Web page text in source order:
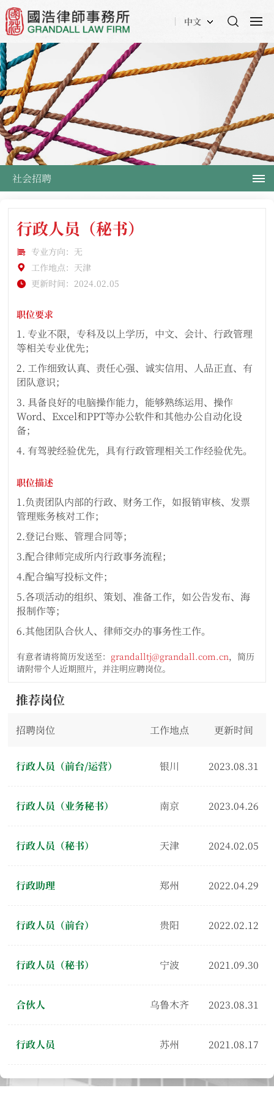
中文
社会招聘
行政人员（秘书）
专业方向：无
工作地点：天津
更新时间：2024.02.05
职位要求
1. 专业不限，专科及以上学历，中文、会计、行政管理
等相关专业优先；
2. 工作细致认真、责任心强、诚实信用、人品正直、有
团队意识；
3. 具备良好的电脑操作能力，能够熟练运用、操作
Word、Excel和PPT等办公软件和其他办公自动化设
备；
4. 有驾驶经验优先，具有行政管理相关工作经验优先。
职位描述
1.负责团队内部的行政、财务工作，如报销审核、发票
管理账务核对工作；
2.登记台账、管理合同等；
3.配合律师完成所内行政事务流程；
4.配合编写投标文件；
5.各项活动的组织、策划、准备工作，如公告发布、海
报制作等；
6.其他团队合伙人、律师交办的事务性工作。
有意者请将简历发送至： grandalltj@grandall.com.cn，简历
请附带个人近期照片，并注明应聘岗位。
推荐岗位
招聘岗位 工作地点 更新时间
行政人员（前台/运营） 银川 2023.08.31
行政人员（业务秘书） 南京 2023.04.26
行政人员（秘书） 天津 2024.02.05
行政助理 郑州 2022.04.29
行政人员（前台） 贵阳 2022.02.12
行政人员（秘书） 宁波 2021.09.30
合伙人 乌鲁木齐 2023.08.31
行政人员 苏州 2021.08.17